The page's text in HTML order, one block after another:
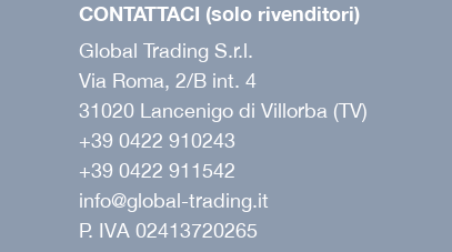
CONTATTACI (solo rivenditori)
Global Trading S.r.l.
Via Roma, 2/B int. 4
31020 Lancenigo di Villorba (TV)
+39 0422 910243
+39 0422 911542
info@global-trading.it
P. IVA 02413720265